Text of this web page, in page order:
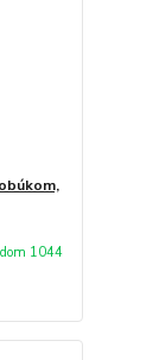
1044